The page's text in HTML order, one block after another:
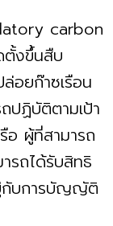
carbon
งขึ้นสืบ
อยก๊าซเรือน
ปฏิบัติตามเป้า
อ ผู้ที่สามารถ
รถได้รับสิทธิ
กับการบัญญัติ